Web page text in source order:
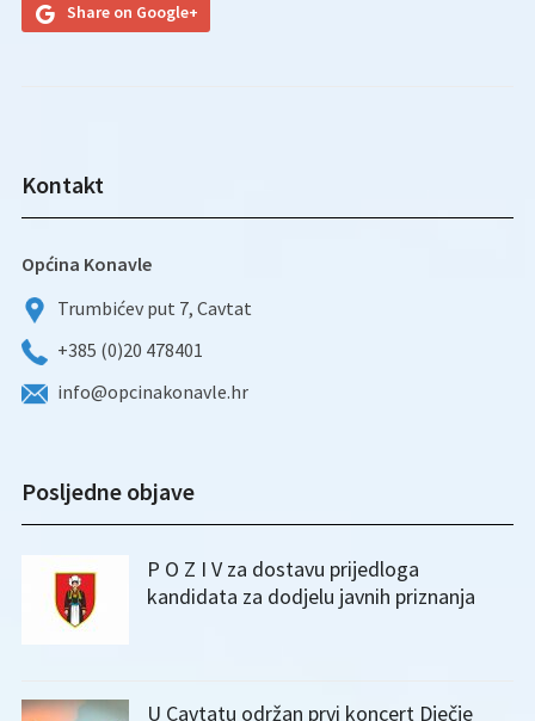
Share on Google+
Kontakt
Općina Konavle
Trumbićev put 7, Cavtat
+385 (0)20 478401
info@opcinakonavle.hr
Posljedne objave
P O Z I V za dostavu prijedloga
kandidata za dodjelu javnih priznanja
U Cavtatu održan prvi koncert Dječje